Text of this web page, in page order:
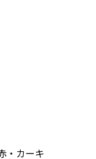
・カーキ